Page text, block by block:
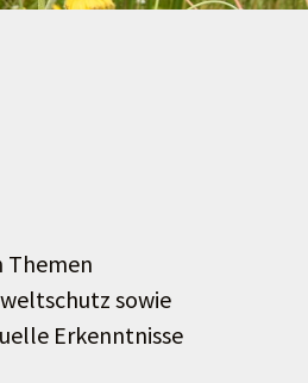
Themen
sowie
Erkenntnisse